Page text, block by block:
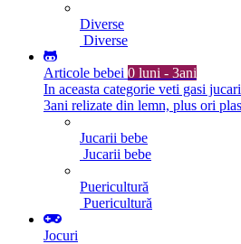
Diverse
Diverse
Articole bebei 0 luni - 3ani
In aceasta categorie veti gasi
3ani relizate din lemn, plus ori
Jucarii bebe
Jucarii bebe
Puericultură
Puericultură
Jocuri